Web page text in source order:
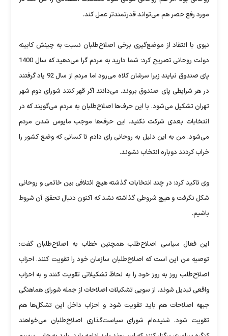
مورد رفع حصر هم می‌تواند قدرتمندتر عمل کند.
نبوی با انتقاد از موضع‌گیری برخی اصلاح‌طلبان نسبت به چینش کابینه
دولت روحانی تصریح کرد: شما دارید به مردم گرا می‌دهید که سال 1400
پای صندوق نیایند زیرا سرشان کلاه می‌رود اما مردم از سال 92 یاد گرفتند
در هر شرایطی پای صندوق بروند. می‌دانند اگر قهر کنند شورای دوم شهر
تهران تشکیل می‌شود. با این حرف‌ها اصلاح‌طلبان به مردم می‌گویند که در
انتخابات بعدی شرکت نکنید. این حرف‌ها موجب مایوس شدن مردم
می‌شود. من به این دلیل به روحانی رای دادم تا کسانی که وضع کشور را
خراب کردند دوباره انتخاب نشوند.
وی تاکید کرد: در چند انتخابات گذشته هیچ ائتلافی بین خاتمی و روحانی
شکل نگرفت و هیچ شروطی گذاشته نشد که اکنون دنبال تحقق آن شروط
باشیم.
این فعال سیاسی اصلاح‌طلب همچنین خطاب به اصلاح‌طلبان گفت:
توصیه من این است که اصلاح‌طلبان سازمان خود را تقویت کنند. احزاب
اصلاح‌طلب روز به روز خود را به لحاظ تشکیلاتی تقویت کنند و به احزاب
واقعی تبدیل شوند. از سویی تشکیلات اصلاحات از جمله شورای هماهنگی
جبهه اصلاحات هم باید تقویت شود و احزاب داخل این تشکل‌ها هم
تقویت شود. شنیده‌ام شورای سیاست‌گذاری اصلاح‌طلبان می‌خواهند